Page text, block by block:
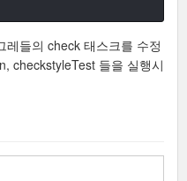
들의 check 태스크를 수정
checkstyleTest 들을 실행시